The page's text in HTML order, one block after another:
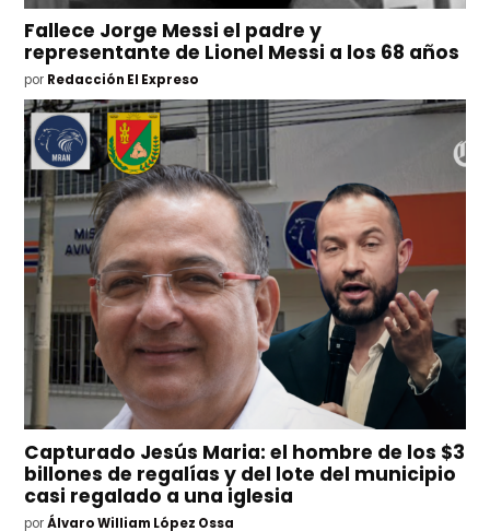
Fallece Jorge Messi el padre y
representante de Lionel Messi a los 68 años
por Redacción El Expreso
Capturado Jesús Maria: el hombre de los $3
billones de regalías y del lote del municipio
casi regalado a una iglesia
por Álvaro William López Ossa